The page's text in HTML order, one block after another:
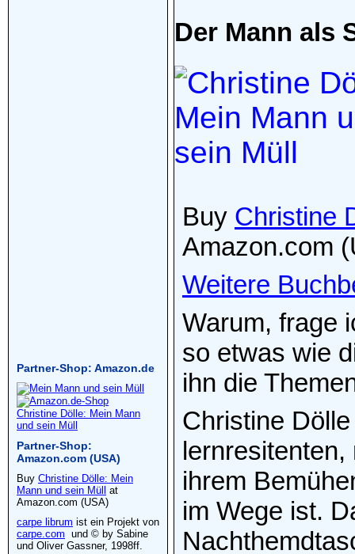
Der Mann als
Buy Christine
Amazon.com
Weitere
Warum, frage
so etwas wie
ihn die
Christine
ihrem
im Wege ist.
Partner-Shop: Amazon.de
Christine Dölle: Mein Mann
und sein Müll
Partner-Shop:
Amazon.com (USA)
Buy Christine Dölle: Mein
Mann und sein Müll
at
Amazon.com (USA)
carpe librum ist ein Projekt von
carpe.com und © by Sabine
und Oliver Gassner, 1998ff.